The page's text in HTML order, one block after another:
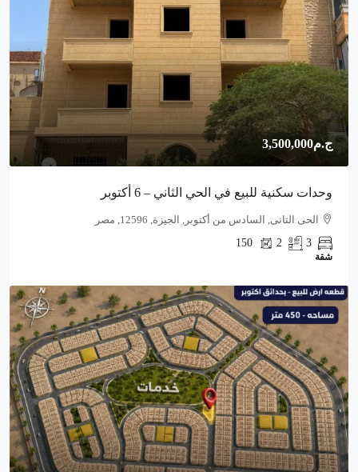
ج.م3,500,000
وحدات سكنية للبيع في الحي الثاني – 6 أكتوبر
الحى الثانى, السادس من أكتوبر, الجيزة, 12596, مصر
3
2
150
شقة